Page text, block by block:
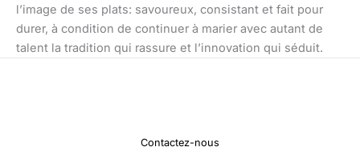
l’image de ses plats: savoureux, consistant et fait pour
durer, à condition de continuer à marier avec autant de
talent la tradition qui rassure et l’innovation qui séduit.
Contactez-nous